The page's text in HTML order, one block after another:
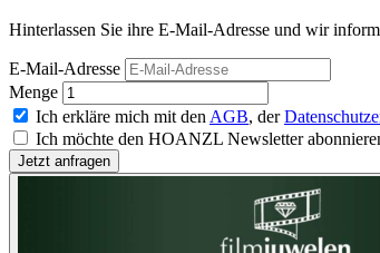
Hinterlassen Sie ihre E-Mail-Adresse und wir
E-Mail-Adresse
Menge
Ich erkläre mich mit den AGB, der
Ich möchte den HOANZL Newsletter